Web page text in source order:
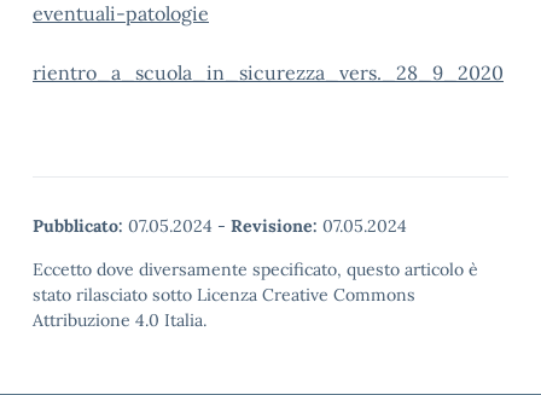
eventuali-patologie
rientro_a_scuola_in_sicurezza_vers._28_9_2020
Pubblicato: 07.05.2024 - Revisione: 07.05.2024
Eccetto dove diversamente specificato, questo articolo è
stato rilasciato sotto Licenza Creative Commons
Attribuzione 4.0 Italia.